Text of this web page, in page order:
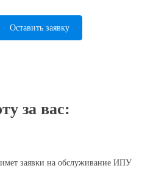
Оставить заявку
за вас:
заявки на обслуживание ИПУ